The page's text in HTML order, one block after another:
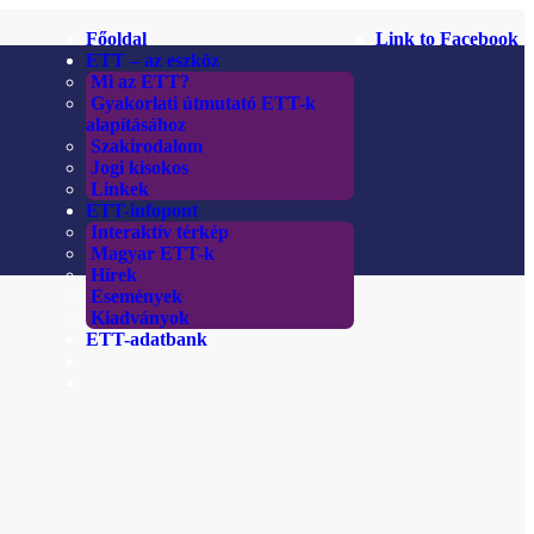
Link to Facebook
Főoldal
ETT – az eszköz
Mi az ETT?
Gyakorlati útmutató ETT-k
alapításához
Szakirodalom
Jogi kisokos
Linkek
ETT-infopont
Interaktív térkép
Magyar ETT-k
Hírek
Események
Kiadványok
ETT-adatbank